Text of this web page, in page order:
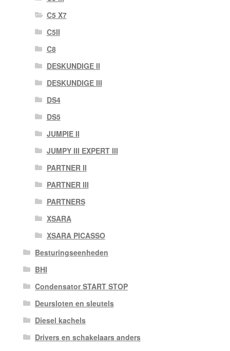
C5 X7
C5II
C8
DESKUNDIGE II
DESKUNDIGE III
DS4
DS5
JUMPIE II
JUMPY III EXPERT III
PARTNER II
PARTNER III
PARTNERS
XSARA
XSARA PICASSO
Besturingseenheden
BHI
Condensator START STOP
Deursloten en sleutels
Diesel kachels
Drivers en schakelaars anders